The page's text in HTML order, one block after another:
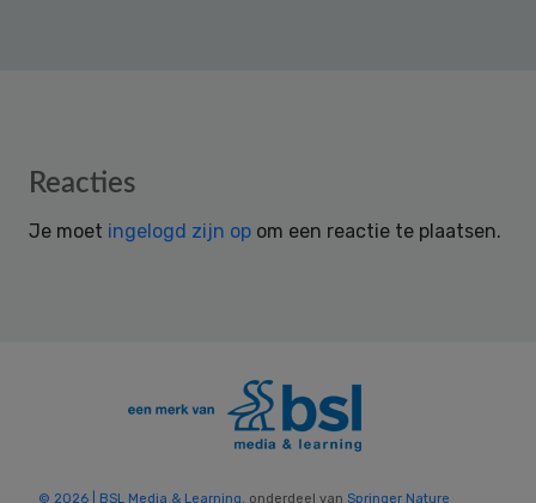
Reader
Reacties
Je moet ingelogd zijn op om een reactie te plaatsen.
© 2026 | BSL Media & Learning, onderdeel van Springer Nature